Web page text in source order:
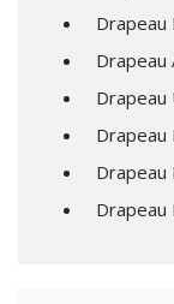
Drapeau
Drapeau
Drapeau
Drapeau
Drapeau
Drapeau